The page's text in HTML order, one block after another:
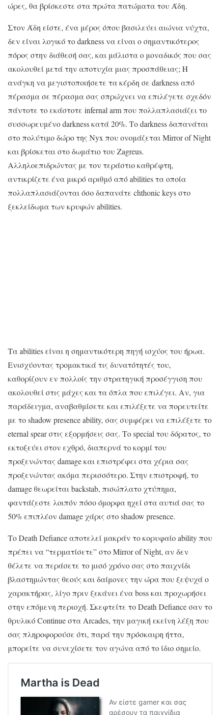
ώρες, θα βρίσκεστε στα πρώτα πατώματα του Άδη.
Στον Άδη είστε, ένα μέρος όπου βασιλεύει αιώνια νύχτα,
δεν είναι λογικό το darkness να είναι ο σημαντικότερος
πόρος στην διάθεσή σας, και μάλιστα ο μοναδικός που σας
ακολουθεί μετά την αποτυχία μιας προσπάθειας; Η
ανάγκη να μεγιστοποιήσετε τα κέρδη σε darkness από
πέρασμα σε πέρασμα σας σπρώχνει να επιλέγετε σχεδόν
πάντοτε το εκάστοτε infernal arm που πολλαπλασιάζει το
συσσωρευμένο darkness κατά 20%. Το darkness δαπανάται
στο πολύτιμο δώρο της Nyx που ονομάζεται Mirror of Night
και βρίσκεται στο δωμάτιο του Zagreus.
Αλληλοεπιδρώντας με τον τεράστιο καθρέφτη,
αντικρίζετε ένα μικρό αριθμό από abilities τα οποία
πολλαπλασιάζονται όσο δαπανάτε chthonic keys στο
ξεκλείδωμα των κρυφών abilities.
Τα abilities είναι η σημαντικότερη πηγή ισχύος του ήρωα.
Ενισχύοντας τρομακτικά τις δυνατότητές του,
καθορίζουν εν πολλοίς την στρατηγική προσέγγιση που
ακολουθεί στις μάχες και τα όπλα που επιλέγει. Αν, για
παράδειγμα, αναβαθμίσετε και επιλέξετε να πορευτείτε
με το shadow presence ability, σας συμφέρει να επιλέξετε το
eternal spear στις εξορμήσεις σας. Το special του δόρατος, το
εκτοξεύει στον εχθρό, διαπερνά το κορμί του
προξενώντας damage και επιστρέφει στα χέρια σας
προξενώντας ακόμα περισσότερο. Στην επιστροφή, το
damage θεωρείται backstab, πισώπλατο χτύπημα,
φαντάζεστε λοιπόν πόσο όμορφα ηχεί στα αυτιά σας το
50% επιπλέον damage χάρις στο shadow presence.
Το Death Defiance αποτελεί μακράν το κορυφαίο ability που
πρέπει να “τερματίσετε” στο Mirror of Night, αν δεν
θέλετε να περάσετε το μισό χρόνο σας στο παιχνίδι
βλαστημώντας θεούς και δαίμονες την ώρα που ξεψυχά ο
χαρακτήρας, λίγο πριν ξεκάνει ένα boss και προχωρήσει
στην επόμενη περιοχή. Σκεφτείτε το Death Defiance σαν το
θρυλικό Continue στα Arcades, την μαγική εκείνη λέξη που
σας πληροφορούσε ότι, παρά την πρόσκαιρη ήττα,
μπορείτε να συνεχίσετε τον αγώνα από το ίδιο σημείο.